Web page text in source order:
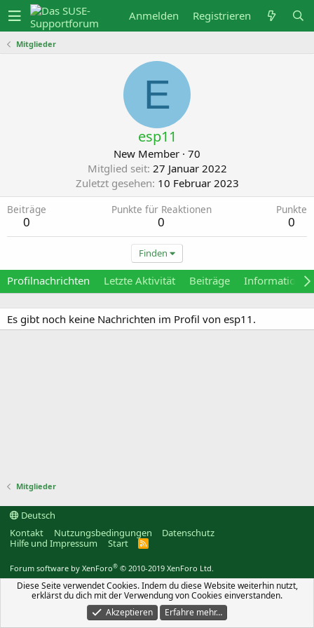
Anmelden Registrieren
Mitglieder
E
esp11
New Member · 70
Mitglied seit 27 Januar 2022
Zuletzt gesehen 10 Februar 2023
Beiträge
0
Punkte für Reaktionen
0
Punkte
0
Finden
Profilnachrichten Letzte Aktivität Beiträge Informationen
Es gibt noch keine Nachrichten im Profil von esp11.
Mitglieder
Deutsch
Kontakt
Nutzungsbedingungen
Datenschutz
Hilfe und Impressum
Start
R
Forum software by XenForo® © 2010-2019 XenForo Ltd.
Diese Seite verwendet Cookies. Indem du diese Website weiterhin nutzt,
erklärst du dich mit der Verwendung von Cookies einverstanden.
Akzeptieren
Erfahre mehr…